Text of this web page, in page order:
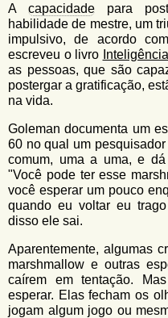
A capacidade para
habilidade de mestre, um
impulsivo, de acordo
escreveu o livro
as pessoas, que são
postergar a gratificação,
na vida.
Goleman documenta um
60 no qual um
comum, uma a uma, e
"Você pode ter esse
você esperar um pouco
quando eu voltar eu
disso ele sai.
Aparentemente, algumas
marshmallow e outras
caírem em tentação.
esperar. Elas fecham os
jogam algum jogo ou